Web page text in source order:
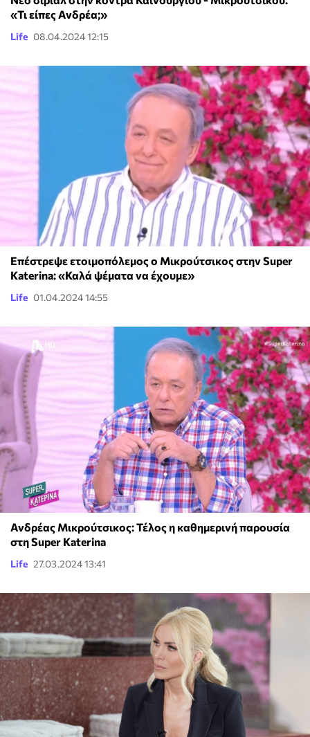
«Τι είπες Ανδρέα;»
Life 08.04.2024 12:15
Επέστρεψε ετοιμοπόλεμος ο Μικρούτσικος στην Super
Katerina: «Καλά ψέματα να έχουμε»
Life 01.04.2024 14:55
Ανδρέας Μικρούτσικος: Τέλος η καθημερινή παρουσία
στη Super Katerina
Life 27.03.2024 13:41